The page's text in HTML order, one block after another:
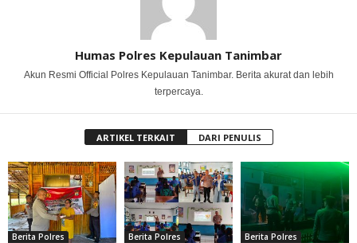
Humas Polres Kepulauan Tanimbar
Akun Resmi Official Polres Kepulauan Tanimbar. Berita akurat dan lebih
terpercaya.
ARTIKEL TERKAIT DARI PENULIS
Berita Polres Berita Polres Berita Polres